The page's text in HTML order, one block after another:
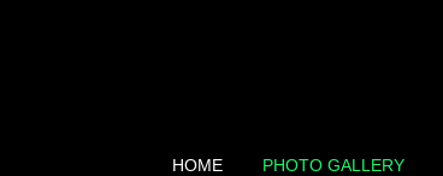
HOME PHOTO GALLERY